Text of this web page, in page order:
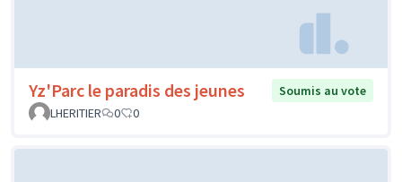
Yz'Parc le paradis des jeunes
Soumis au vote
LHERITIER
0 0